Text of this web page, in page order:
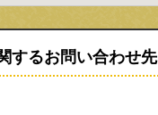
するお問い合わせ先